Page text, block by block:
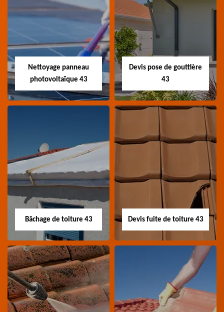
Couvreur
charpentier 43
Artisan couvreur
charpentier 43 Haute-
Couvreur zingueur
Artisan couvreur
zingueur 43 Haute-Loire
Nettoyage panneau
photovoltaïque 43
Nettoyage panneau
photovoltaïque 43
Professionnel en
nettoyage panneau
photovoltaïque 43
Devis pose de gouttière
43
Devis pose de
gouttière 43
Devis pose de gouttière
43 Haute-Loire
Bâchage de toiture 43
Bâchage de toiture
43
Devis fuite de toiture 43
Devis fuite de
toiture 43